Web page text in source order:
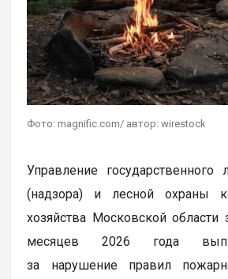
Фото: magnific.com/ автор: wirestock
Управление государственного
(надзора) и лесной охраны
хозяйства Московской
месяцев 2026 года
за нарушение правил